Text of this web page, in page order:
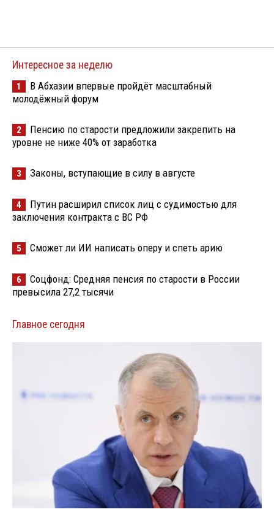
Интересное за неделю
1
В Абхазии впервые пройдёт масштабный
молодёжный форум
2
Пенсию по старости предложили закрепить на
уровне не ниже 40% от заработка
3 Законы, вступающие в силу в августе
4
Путин расширил список лиц с судимостью для
заключения контракта с ВС РФ
5 Сможет ли ИИ написать оперу и спеть арию
6
Соцфонд: Средняя пенсия по старости в России
превысила 27,2 тысячи
Главное сегодня